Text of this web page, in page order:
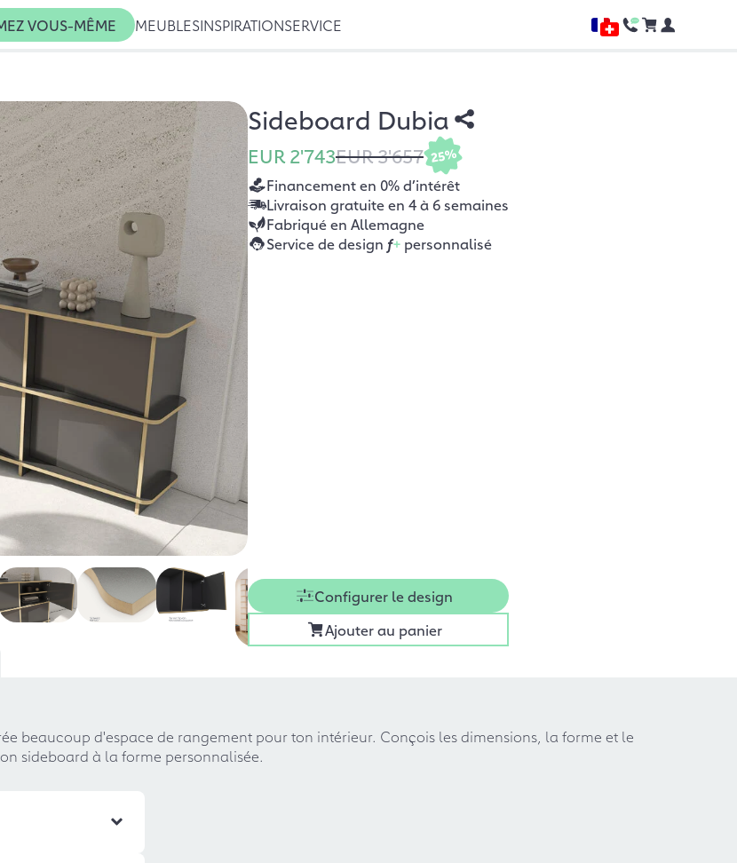
VOUS-MÊME MEUBLESINSPIRATIONSERVICE
Sideboard Dubia
EUR 2'743EUR 3'657 25%
Financement en 0% d’intérêt
Livraison gratuite en 4 à 6 semaines
Fabriqué en Allemagne
Service de design f+personnalisé
Configurer le design
Ajouter au panier
beaucoup d'espace de rangement pour ton intérieur. Conçois les dimensions, la forme et le
sideboard à la forme personnalisée.